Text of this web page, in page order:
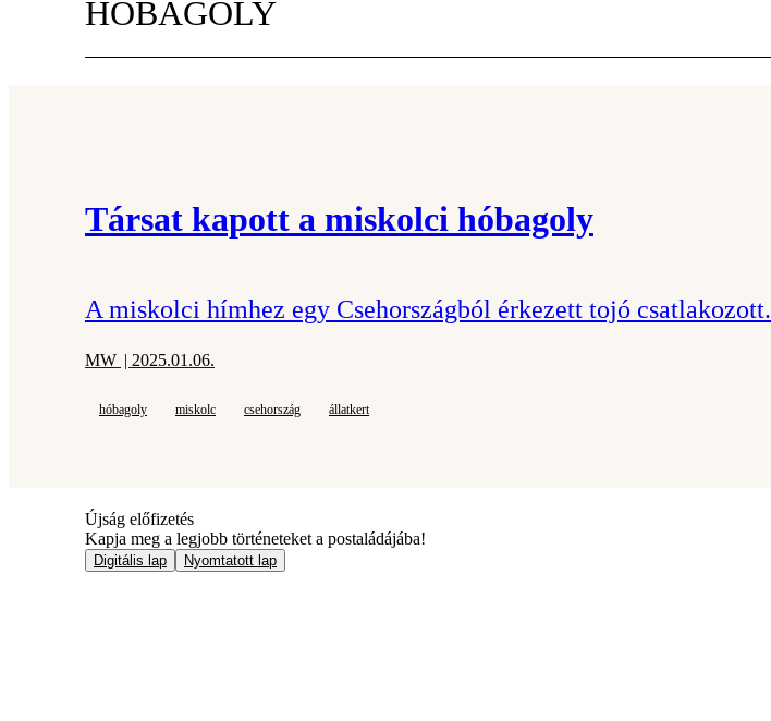
HÓBAGOLY
Társat kapott a miskolci hóbagoly
A miskolci hímhez egy Csehországból érkezett tojó csatlakozott.
MW | 2025.01.06.
hóbagoly miskolc csehország állatkert
Újság előfizetés
Kapja meg a legjobb történeteket a postaládájába!
Digitális lap Nyomtatott lap